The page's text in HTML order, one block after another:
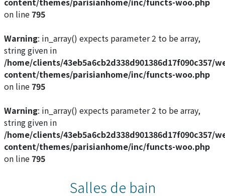
on line795
Warning: in_array() expects parameter 2 to be array,
string given in
/home/clients/43eb5a6cb2d338d901386d17f090c357/
content/themes/parisianhome/inc/functs-woo.php
on line795
Warning: in_array() expects parameter 2 to be array,
string given in
/home/clients/43eb5a6cb2d338d901386d17f090c357/
content/themes/parisianhome/inc/functs-woo.php
on line795
Salles de bain